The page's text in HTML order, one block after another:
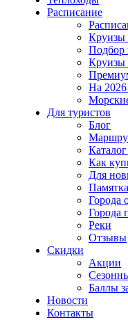
Расписание
Круизы
Подбор
Круизы
На 2026
Для туристов
Блог
Как
Для
Города
Города
Реки
Отзывы
Скидки
Акции
Баллы
Новости
Контакты